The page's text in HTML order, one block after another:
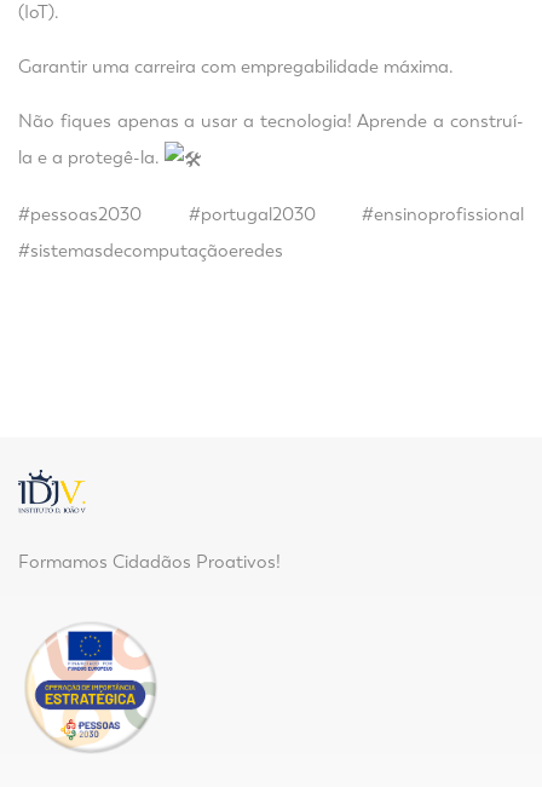
(IoT).
Garantir uma carreira com empregabilidade máxima.
Não fiques apenas a usar a tecnologia! Aprende a construí-
la e a protegê-la.
#pessoas2030 #portugal2030
#ensinoprofissional
#sistemasdecomputaçãoeredes
Formamos Cidadãos Proativos!